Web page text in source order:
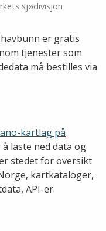
sjødivisjon
er gratis
tjenester som
må bestilles via
kartlag på
laste ned data og
stedet for oversikt
kartkataloger,
API-er.